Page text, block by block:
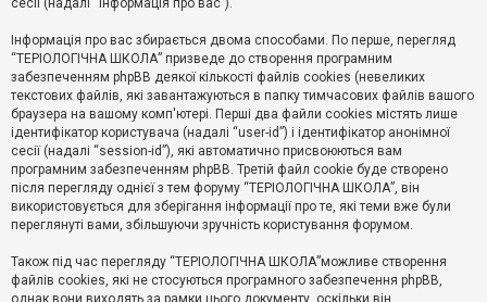
я
Т
е
м
и
б
е
з
в
і
д
о
і
д
е
сесії (надалі “інформація про вас”).
Інформація про вас збирається двома способами. По перше, перегляд
“ТЕРІОЛОГІЧНА ШКОЛА” призведе до створення програмним
забезпеченням phpBB деякої кількості файлів cookies (невеликих
текстових файлів, які завантажуються в папку тимчасових файлів вашого
браузера на вашому комп'ютері. Перші два файли cookies містять лише
ідентифікатор користувача (надалі “user-id”) і ідентифікатор анонімної
сесії (надалі “session-id”), які автоматично присвоюються вам
програмним забезпеченням phpBB. Третій файл cookie буде створено
після перегляду однієї з тем форуму “ТЕРІОЛОГІЧНА ШКОЛА”, він
використовується для зберігання інформації про те, які теми вже були
переглянуті вами, збільшуючи зручність користування форумом.
Також під час перегляду “ТЕРІОЛОГІЧНА ШКОЛА”можливе створення
файлів cookies, які не стосуються програмного забезпечення phpBB,